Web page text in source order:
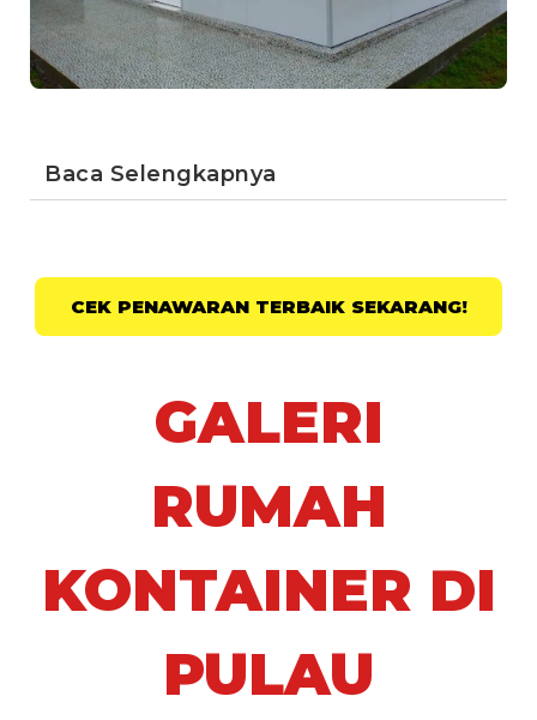
Baca Selengkapnya
CEK PENAWARAN TERBAIK SEKARANG!
GALERI
RUMAH
KONTAINER DI
PULAU